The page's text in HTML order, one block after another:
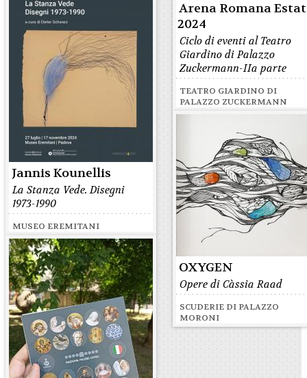
Arena Romana
2024
Ciclo di eventi al Teatro
Giardino di Palazzo
Zuckermann-IIa parte
TEATRO GIARDINO DI
PALAZZO ZUCKERMANN
Jannis Kounellis
La Stanza Vede. Disegni
1973-1990
MUSEO EREMITANI
OXYGEN
Opere di Càssia Raad
SCUDERIE DI PALAZZO
MORONI